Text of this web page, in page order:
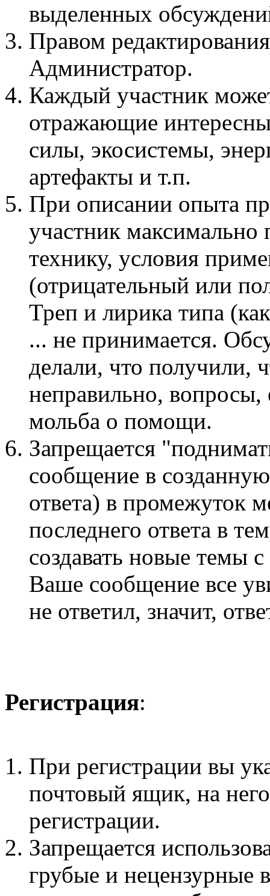
выделенных
Правом
Администратор.
Каждый участник
отражающие
силы, экосистемы,
артефакты и т.п.
При описании опыта
участник максимально
технику, условия
(отрицательный или
Треп и лирика типа
... не принимается.
делали, что получили,
неправильно, вопросы,
мольба о помощи.
Запрещается
сообщение в
ответа) в промежуток
последнего ответа в
создавать новые темы
Ваше сообщение все
не ответил, значит,
Регистрация:
При регистрации вы
почтовый ящик, на
регистрации.
Запрещается
грубые и нецензурные